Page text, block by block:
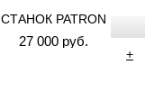
СТАНОК PATRON
27 000 руб.
+